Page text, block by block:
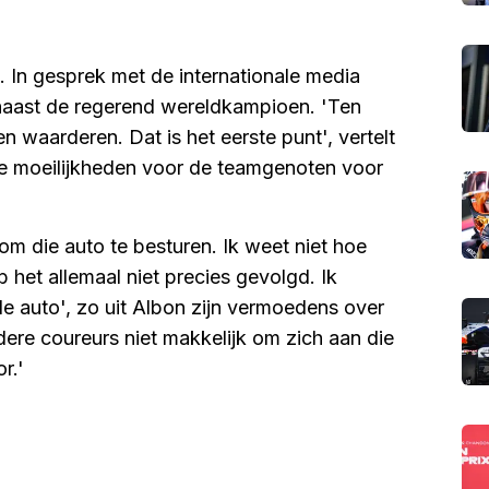
gesprek met de internationale media
de regerend wereldkampioen. 'Ten
waarderen. Dat is het eerste punt', vertelt
moeilijkheden voor de teamgenoten voor
die auto te besturen. Ik weet niet hoe
het allemaal niet precies gevolgd. Ik
auto', zo uit Albon zijn vermoedens over
coureurs niet makkelijk om zich aan die